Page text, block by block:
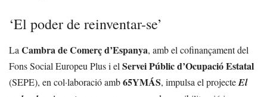
‘El poder de reinventar-se’
LaCambra de Comerç d’Espanya, amb el cofinançament del
Fons Social Europeu Plus i elServei Públic d’Ocupació Estatal
(SEPE), en col·laboració amb65YMÁS, impulsa el projecteEl